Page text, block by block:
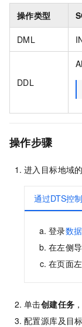
操作类型
DML
DDL
操作步骤
进入目标地域
通过DTS控
登录数
在左侧
在页面
单击创建任务
配置源库及目标